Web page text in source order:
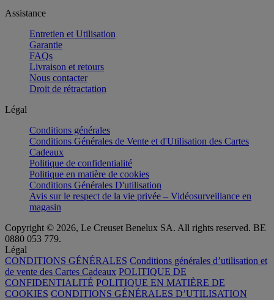
Assistance
Entretien et Utilisation
Garantie
FAQs
Livraison et retours
Nous contacter
Droit de rétractation
Légal
Conditions générales
Conditions Générales de Vente et d'Utilisation des Cartes
Cadeaux
Politique de confidentialité
Politique en matière de cookies
Conditions Générales D'utilisation
Avis sur le respect de la vie privée – Vidéosurveillance en
magasin
Copyright © 2026, Le Creuset Benelux SA. All rights reserved. BE
0880 053 779.
Légal
CONDITIONS GÉNÉRALES Conditions générales d’utilisation et
de vente des Cartes Cadeaux POLITIQUE DE
CONFIDENTIALITÉ POLITIQUE EN MATIÈRE DE
COOKIES CONDITIONS GÉNÉRALES D’UTILISATION